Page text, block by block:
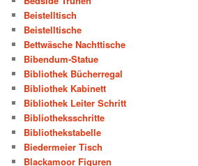
Beistelltisch
Beistelltische
Bettwäsche Nachttische
Bibendum-Statue
Bibliothek Bücherregal
Bibliothek Kabinett
Bibliothek Leiter Schritt
Bibliotheksschritte
Bibliothekstabelle
Biedermeier Tisch
Blackamoor Figuren